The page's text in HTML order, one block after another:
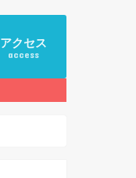
アクセス
access